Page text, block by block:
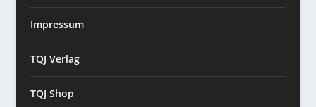
Impressum
TQJ Verlag
TQJ Shop